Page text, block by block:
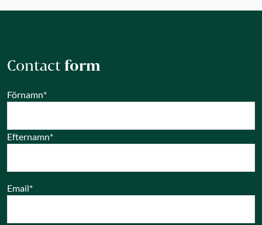
Contact form
Förnamn*
Efternamn*
Email*